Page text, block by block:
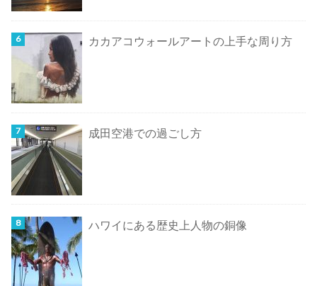
カカアコウォールアートの上手な周り方
成田空港での過ごし方
ハワイにある歴史上人物の銅像